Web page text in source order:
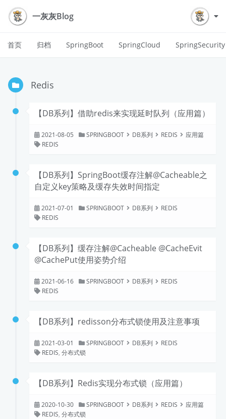
一灰灰Blog
首页 归档 SpringBoot SpringCloud SpringSecurity
Redis
【DB系列】借助redis来实现延时队列（应用篇）
2021-08-05 SPRINGBOOT DB系列 REDIS
应用篇
REDIS
【DB系列】SpringBoot缓存注解@Cacheable之
自定义key策略及缓存失效时间指定
2021-07-01 SPRINGBOOT DB系列
REDIS
REDIS
【DB系列】缓存注解@Cacheable @CacheEvit
@CachePut使用姿势介绍
2021-06-16 SPRINGBOOT DB系列
REDIS
REDIS
【DB系列】redisson分布式锁使用及注意事项
2021-03-01 SPRINGBOOT DB系列
REDIS
REDIS, 分布式锁
【DB系列】Redis实现分布式锁（应用篇）
2020-10-30 SPRINGBOOT DB系列 REDIS
应用篇
REDIS, 分布式锁